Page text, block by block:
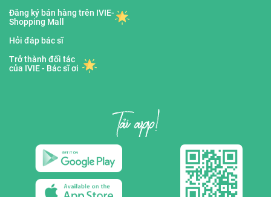
Đăng ký bán hàng trên IVIE-
Shopping Mall
Hỏi đáp bác sĩ
Trở thành đối tác
của IVIE - Bác sĩ ơi